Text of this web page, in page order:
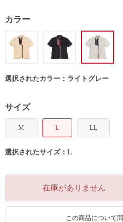
カラー
選択されたカラー：ライトグレー
サイズ
M L LL
選択されたサイズ：L
在庫がありません
この商品について